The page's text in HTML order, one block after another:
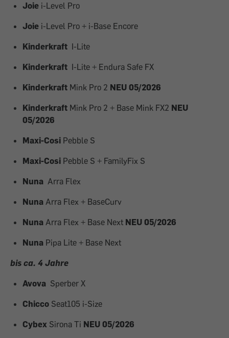
Joie i-Level Pro
Joie i-Level Pro + i-Base Encore
Kinderkraft I-Lite
Kinderkraft I-Lite + Endura Safe FX
Kinderkraft Mink Pro 2 NEU 05/2026
Kinderkraft Mink Pro 2 + Base Mink FX2 NEU
05/2026
Maxi-Cosi Pebble S
Maxi-Cosi Pebble S + FamilyFix S
Nuna Arra Flex
Nuna Arra Flex + BaseCurv
Nuna Arra Flex + Base Next NEU 05/2026
Nuna Pipa Lite + Base Next
bis ca. 4 Jahre
Avova Sperber X
Chicco Seat105 i-Size
Cybex Sirona Ti NEU 05/2026